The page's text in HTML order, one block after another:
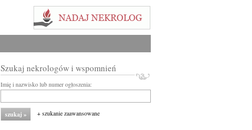
Szukaj nekrologów i wspomnień
Imię i nazwisko lub numer ogłoszenia:
+ szukanie zaawansowane